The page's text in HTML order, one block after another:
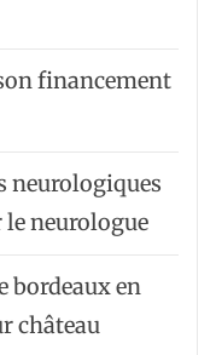
financement
neurologiques
neurologue
bordeaux en
château